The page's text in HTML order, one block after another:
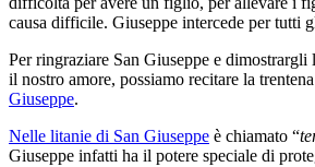
causa difficile. Giuseppe intercede per tutti
Per ringraziare San Giuseppe e dimostrargli
il nostro amore, possiamo recitare la
Giuseppe.
Nelle litanie di San Giuseppe è chiamato “
Giuseppe infatti ha il potere speciale di